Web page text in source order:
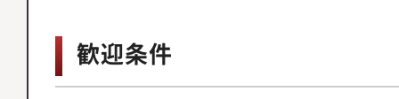
歓迎条件